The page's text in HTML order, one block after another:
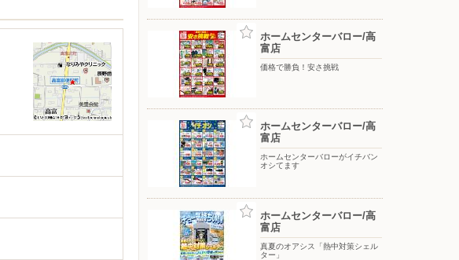
ホームセンターバロー/高
富店
価格で勝負！安さ挑戦
ホームセンターバロー/高
富店
ホームセンターバローがイチバン
オシてます
ホームセンターバロー/高
富店
真夏のオアシス「熱中対策シェル
ター」